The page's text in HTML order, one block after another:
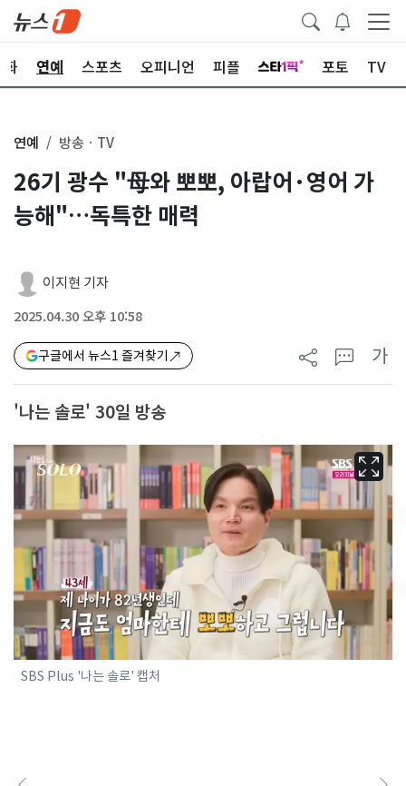
화 연예 스포츠 오피니언 피플 포토 TV
연예 방송ㆍTV
26기 광수 "母와 뽀뽀, 아랍어·영어 가
능해"…독특한 매력
이지현 기자
2025.04.30 오후 10:58
구글에서 뉴스1 즐겨찾기 가
'나는 솔로' 30일 방송
SBS Plus '나는 솔로' 캡처